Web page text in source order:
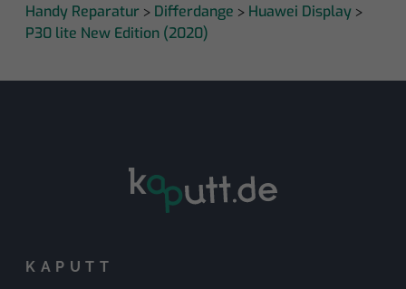
Handy Reparatur > Differdange > Huawei Display >
P30 lite New Edition (2020)
KAPUTT